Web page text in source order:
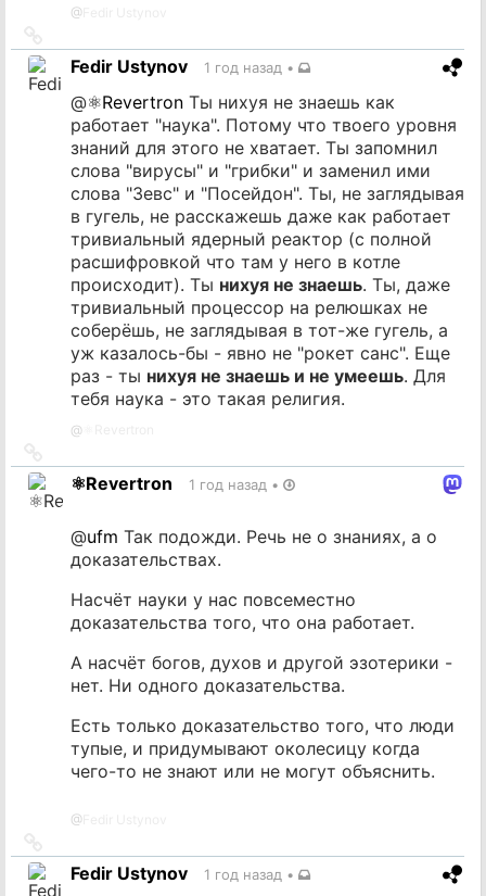
@
на
источник
Fedir Ustynov 1 год назад •
@⚛️Revertron Ты нихуя не знаешь как
работает "наука". Потому что твоего уровня
знаний для этого не хватает. Ты запомнил
слова "вирусы" и "грибки" и заменил ими
слова "Зевс" и "Посейдон". Ты, не заглядывая
в гугель, не расскажешь даже как работает
тривиальный ядерный реактор (с полной
расшифровкой что там у него в котле
происходит). Ты нихуя не знаешь. Ты, даже
тривиальный процессор на релюшках не
соберёшь, не заглядывая в тот-же гугель, а
уж казалось-бы - явно не "рокет санс". Еще
раз - ты нихуя не знаешь и не умеешь. Для
тебя наука - это такая религия.
@
на
источник
⚛️Revertron 1 год назад •
@ufm Так подожди. Речь не о знаниях, а о
доказательствах.
Насчёт науки у нас повсеместно
доказательства того, что она работает.
А насчёт богов, духов и другой эзотерики -
нет. Ни одного доказательства.
Есть только доказательство того, что люди
тупые, и придумывают околесицу когда
чего-то не знают или не могут объяснить.
@
на
источник
Fedir Ustynov 1 год назад •